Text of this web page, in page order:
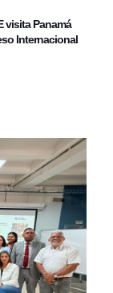
visita Panamá
Internacional